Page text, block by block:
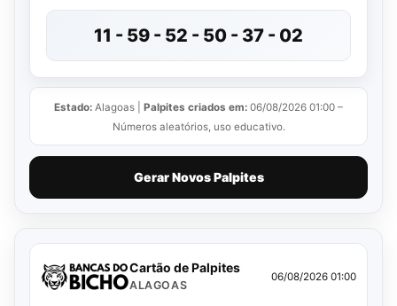
11 - 59 - 52 - 50 - 37 - 02
Estado: Alagoas | Palpites criados em: 06/08/2026 01:00 –
Números aleatórios, uso educativo.
Gerar Novos Palpites
Cartão de Palpites
ALAGOAS
06/08/2026 01:00